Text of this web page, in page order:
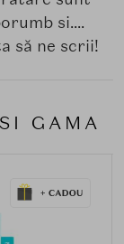
si....
să ne scrii!
GAMA